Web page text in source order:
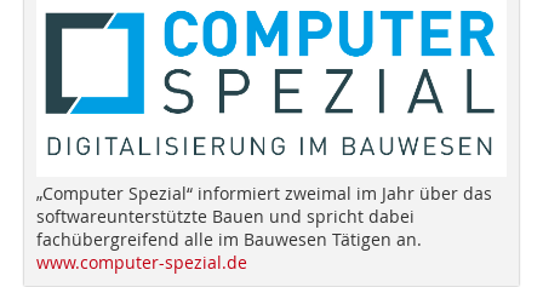
„Computer Spezial“ informiert zweimal im Jahr über das
softwareunterstützte Bauen und spricht dabei
fachübergreifend alle im Bauwesen Tätigen an.
www.computer-spezial.de